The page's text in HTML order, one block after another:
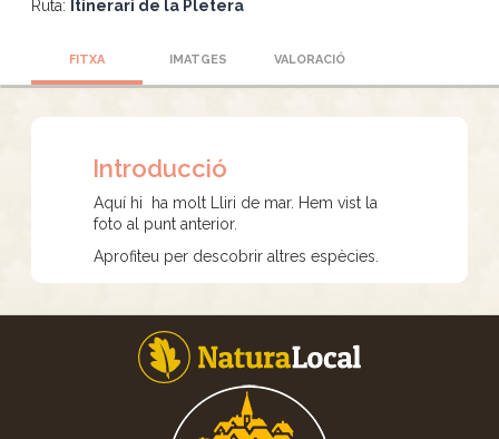
Ruta: Itinerari de la Pletera
FITXA IMATGES VALORACIÓ
Introducció
Aquí hi ha molt Lliri de mar. Hem vist la
foto al punt anterior.
Aprofiteu per descobrir altres espècies.